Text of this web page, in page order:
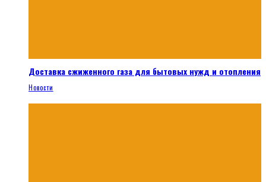
Доставка сжиженного газа для бытовых нужд и отопления
Новости